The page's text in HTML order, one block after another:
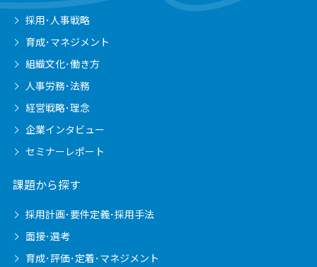
採用･人事戦略
育成･マネジメント
組織文化･働き方
人事労務･法務
経営戦略･理念
企業インタビュー
セミナーレポート
課題から探す
採用計画･要件定義･採用手法
面接･選考
育成･評価･定着･マネジメント